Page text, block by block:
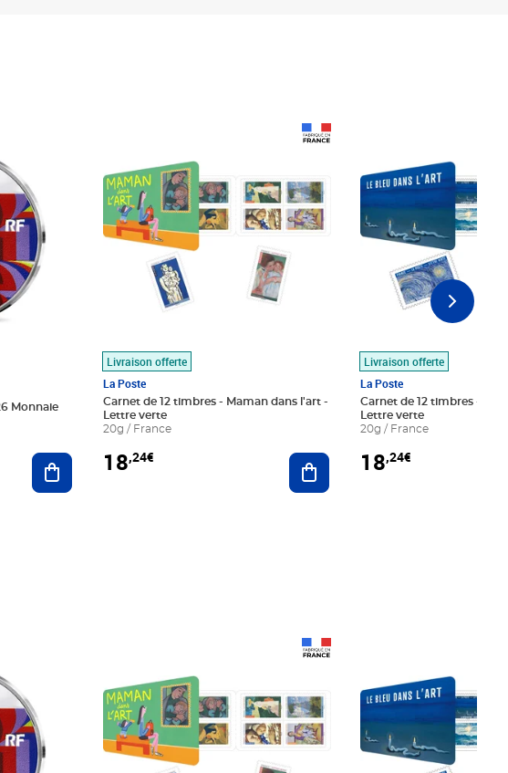
Monnaie
Ajouter au panier
Livraison offerte
La Poste
Carnet de 12 timbres - Maman dans l'art -
Lettre verte
20g / France
18,24€ Ajouter au panier
Livraison offerte
La Poste
Carnet de 12 timbres - Le
Lettre verte
20g / France
18,24€